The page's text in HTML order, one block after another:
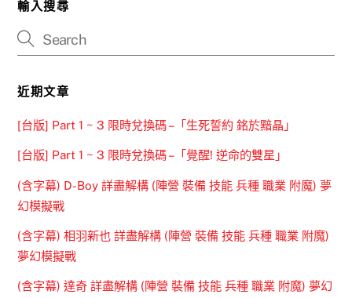
輸入搜尋
近期文章
[台版] Part 1 ~ 3 限時兌換碼 –「生死誓約 銘於黯晶」
[台版] Part 1 ~ 3 限時兌換碼 –「覺醒! 逆命的雙星」
(含字幕) D-Boy 詳盡解構 (陣營 裝備 技能 兵種 職業 附魔) 夢
幻模擬戰
(含字幕) 相羽新也 詳盡解構 (陣營 裝備 技能 兵種 職業 附魔)
夢幻模擬戰
(含字幕) 達奇 詳盡解構 (陣營 裝備 技能 兵種 職業 附魔) 夢幻